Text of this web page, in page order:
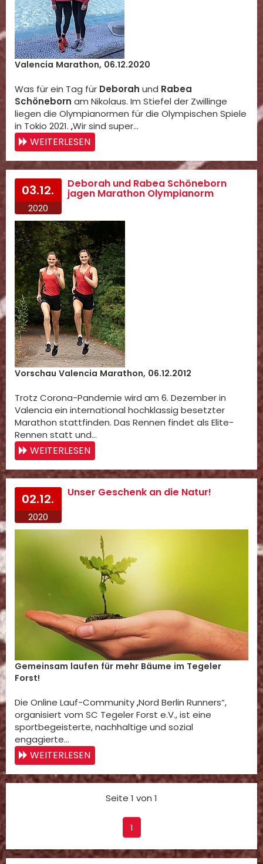
Valencia Marathon, 06.12.2020
Was für ein Tag für Deborah und Rabea
Schöneborn am Nikolaus. Im Stiefel der Zwillinge
liegen die Olympianormen für die Olympischen Spiele
in Tokio 2021. „Wir sind super…
WEITERLESEN
03.12.
2020
Deborah und Rabea Schöneborn
jagen Marathon Olympianorm
Vorschau Valencia Marathon, 06.12.2012
Trotz Corona-Pandemie wird am 6. Dezember in
Valencia ein international hochklassig besetzter
Marathon stattfinden. Das Rennen findet als Elite-
Rennen statt und…
WEITERLESEN
02.12.
2020
Unser Geschenk an die Natur!
Gemeinsam laufen für mehr Bäume im Tegeler
Forst!
Die Online Lauf-Community „Nord Berlin Runners“,
organisiert vom SC Tegeler Forst e.V., ist eine
sportbegeisterte, nachhaltige und sozial
engagierte…
WEITERLESEN
Seite 1 von 1
1